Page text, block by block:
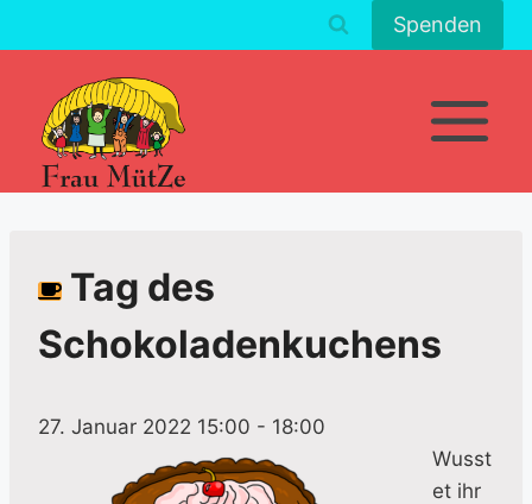
Inhalt
Spenden
Tag des
Schokoladenkuchens
27. Januar 2022 15:00 - 18:00
Wusst
et ihr